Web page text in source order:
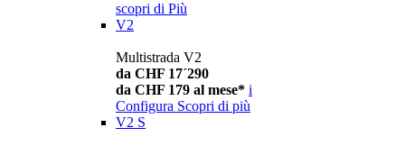
scopri di Più
V2
Multistrada V2
da CHF 17´290
da CHF 179 al mese* i
Configura Scopri di più
V2 S